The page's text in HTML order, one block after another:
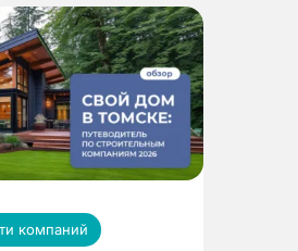
компаний